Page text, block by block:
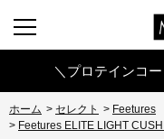
＼プロテインコ
ホーム > セレクト > Feetures
> Feetures ELITE LIGHT